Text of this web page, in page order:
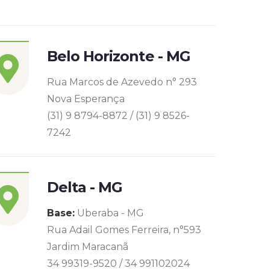
Belo Horizonte - MG
Rua Marcos de Azevedo n° 293
Nova Esperança
(31) 9 8794-8872 / (31) 9 8526-
7242
Delta - MG
Base: Uberaba - MG
Rua Adail Gomes Ferreira, n°593
Jardim Maracanã
34 99319-9520 / 34 991102024